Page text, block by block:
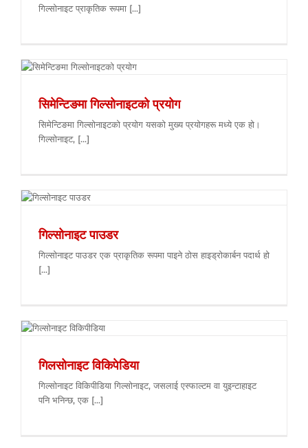
गिल्सोनाइट प्राकृतिक रूपमा [...]
सिमेन्टिङमा गिल्सोनाइटको प्रयोग
सिमेन्टिङमा गिल्सोनाइटको प्रयोग यसको मुख्य प्रयोगहरू मध्ये एक हो।
गिल्सोनाइट, [...]
गिल्सोनाइट पाउडर
गिल्सोनाइट पाउडर एक प्राकृतिक रूपमा पाइने ठोस हाइड्रोकार्बन पदार्थ हो
[...]
गिलसोनाइट विकिपेडिया
गिल्सोनाइट विकिपीडिया गिल्सोनाइट, जसलाई एस्फाल्टम वा युइन्टाहाइट
पनि भनिन्छ, एक [...]